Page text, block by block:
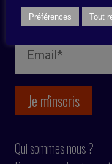
Inscription
Qui sommes nous ?
Préférences Tout